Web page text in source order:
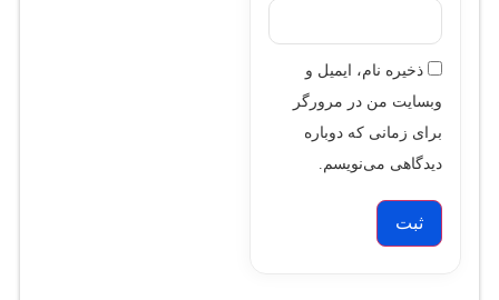
ذخیره نام، ایمیل و
وبسایت من در مرورگر
برای زمانی که دوباره
دیدگاهی می‌نویسم.